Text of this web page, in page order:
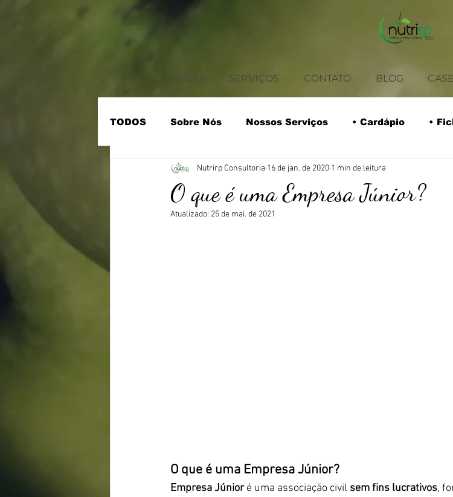
INÍCIO SERVIÇOS CONTATO BLOG
TODOS Sobre Nós Nossos Serviços • Cardápio •
• Treinamento de Funcionários • Coffee Break
• Rotulagem Nutricional
O que é uma Empresa Júnior?
Nutrirp Consultoria 16 de jan. de 2020 1 min de leitura
Atualizado: 25 de mai. de 2021
O que é uma Empresa Júnior?
Empresa Júnior é uma associação civil sem fins lucrativos,